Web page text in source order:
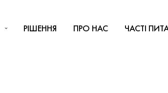
РІШЕННЯ ПРО НАС ЧАСТІ